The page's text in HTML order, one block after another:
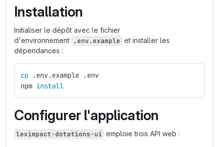
Installation
Initialiser le dépôt avec le fichier
d'environnement .env.example et installer les
dépendances :
cp .env.example .env
npm install
Configurer l'application
leximpact-dotations-ui emploie trois API web :